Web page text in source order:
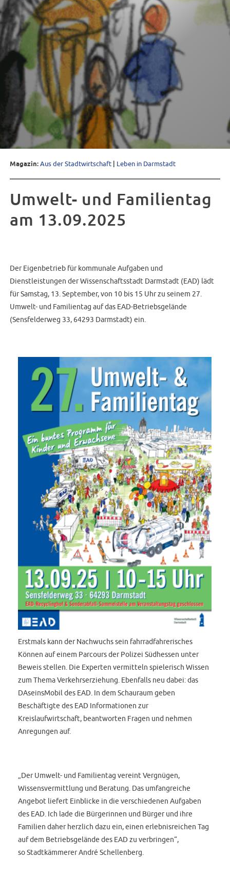
Magazin:Aus der Stadtwirtschaft Leben in Darmstadt
Umwelt- und Familientag
am 13.09.2025
Der Eigenbetrieb für kommunale Aufgaben und
Dienstleistungen der Wissenschaftsstadt Darmstadt (EAD) lädt
für Samstag, 13. September, von 10 bis 15 Uhr zu seinem 27.
Umwelt- und Familientag auf das EAD-Betriebsgelände
(Sensfelderweg 33, 64293 Darmstadt) ein.
Erstmals kann der Nachwuchs sein fahrradfahrerisches
Können auf einem Parcours der Polizei Südhessen unter
Beweis stellen. Die Experten vermitteln spielerisch Wissen
zum Thema Verkehrserziehung. Ebenfalls neu dabei: das
DAseinsMobil des EAD. In dem Schauraum geben
Beschäftigte des EAD Informationen zur
Kreislaufwirtschaft, beantworten Fragen und nehmen
Anregungen auf.
„Der Umwelt- und Familientag vereint Vergnügen,
Wissensvermittlung und Beratung. Das umfangreiche
Angebot liefert Einblicke in die verschiedenen Aufgaben
des EAD. Ich lade die Bürgerinnen und Bürger und ihre
Familien daher herzlich dazu ein, einen erlebnisreichen Tag
auf dem Betriebsgelände des EAD zu verbringen“,
so Stadtkämmerer André Schellenberg.